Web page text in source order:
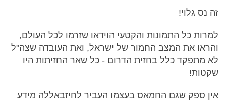
זה נס גלוי!
למרות כל התמונות והקטעי הוידאו שזרמו לכל העולם,
והראו את המצב החמור של ישראל, ואת העובדה שצה"ל
לא מתפקד כלל בחזית הדרום - כל שאר החזיתות היו
שקטות!
אין ספק שגם החמאס בעצמו העביר לחיזבאללה מידע